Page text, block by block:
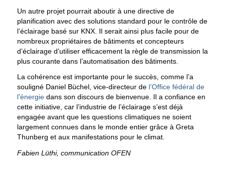
Un autre projet pourrait aboutir à une directive de
planification avec des solutions standard pour le contrôle de
l’éclairage basé sur KNX. Il serait ainsi plus facile pour de
nombreux propriétaires de bâtiments et concepteurs
d’éclairage d’utiliser efficacement la règle de transmission la
plus courante dans l’automatisation des bâtiments.
La cohérence est importante pour le succès, comme l’a
souligné Daniel Büchel, vice-directeur de l’Office fédéral de
l’énergiedans son discours de bienvenue. Il a confiance en
cette initiative, car l’industrie de l’éclairage s’est déjà
engagée avant que les questions climatiques ne soient
largement connues dans le monde entier grâce à Greta
Thunberg et aux manifestations pour le climat.
Fabien Lüthi, communication OFEN